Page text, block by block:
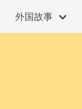
外国故事